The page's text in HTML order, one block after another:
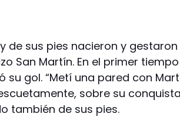
de sus pies nacieron y
San Martín. En el primer
su gol. “Metí una pared con
sobre su
también de sus pies.